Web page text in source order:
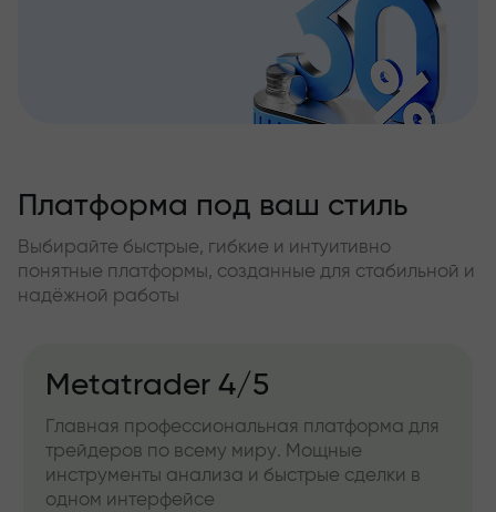
Платформа под ваш стиль
Выбирайте быстрые, гибкие и интуитивно
понятные платформы, созданные для стабильной и
надёжной работы
Metatrader 4/5
Главная профессиональная платформа для
трейдеров по всему миру. Мощные
инструменты анализа и быстрые сделки в
одном интерфейсе